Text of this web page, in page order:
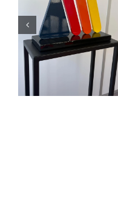
Éruption
jaillissement
rouge
Sculptures